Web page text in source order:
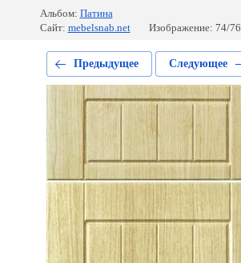
Альбом: Патина
Сайт: mebelsnab.net Изображение: 74/76
Предыдущее Следующее